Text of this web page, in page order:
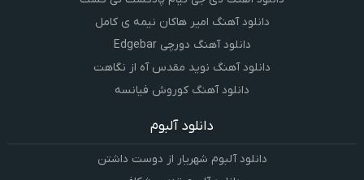
دانلود آهنگ امیر هاکان نیمه ی کامل
دانلود آهنگ دورچی Edgebar
دانلود آهنگ نوید مقدس آه از نگاهت
دانلود آهنگ کوروش فیانسه
دانلود آلبوم
دانلود آلبوم شهریار از دوست داشتن